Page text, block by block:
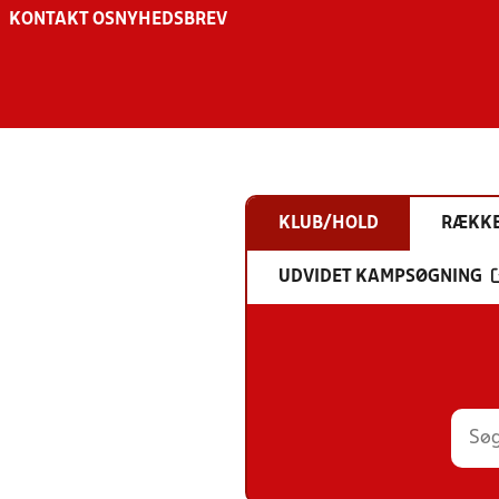
KONTAKT OS NYHEDSBREV
KLUB/HOLD
UDVIDET KAMPSØGNING